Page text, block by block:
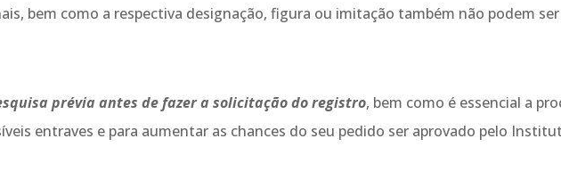
bem como a respectiva designação, figura ou imitação também não podem
prévia antes de fazer a solicitação do registro, bem como é essencial a
entraves e para aumentar as chances do seu pedido ser aprovado pelo